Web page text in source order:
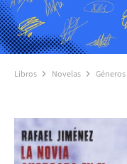
Libros Novelas